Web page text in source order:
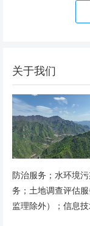
关于我们
防治服务；水环境
务；土地调查评估
监理除外）；信息